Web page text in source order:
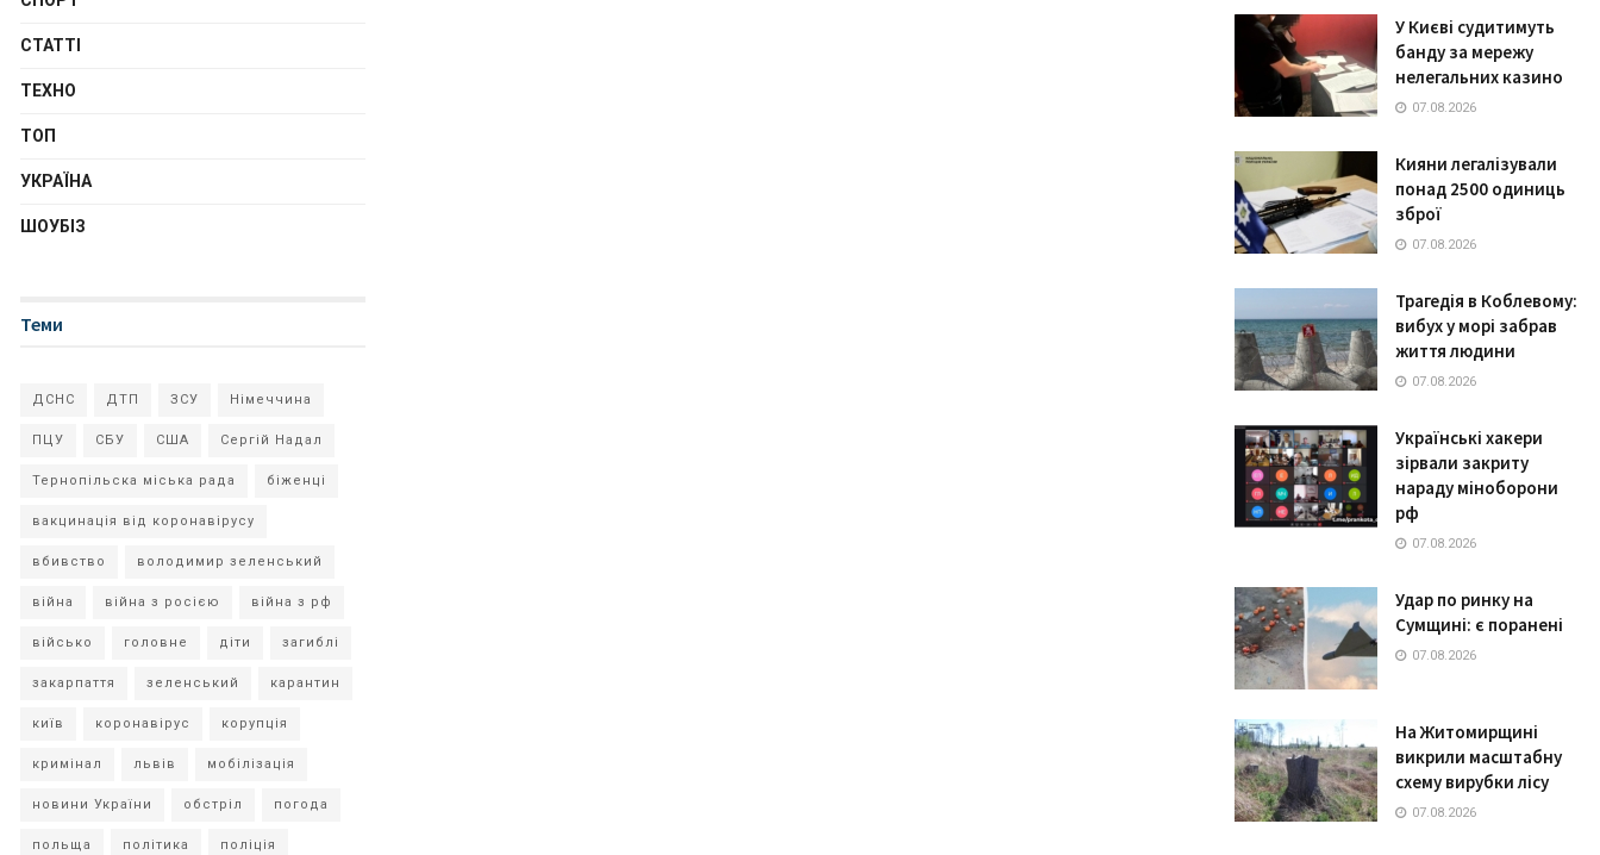
СТАТТІ
ТЕХНО
ТОП
УКРАЇНА
ШОУБІЗ
Теми
ДСНС ДТП ЗСУ Німеччина
ПЦУ СБУ США Сергій Надал
Тернопільска міська рада біженці
вакцинація від коронавірусу
вбивство володимир зеленський
війна війна з росією війна з рф
військо головне діти загиблі
закарпаття зеленський карантин
київ коронавірус корупція
кримінал львів мобілізація
новини України обстріл погода
польща політика поліція
У Києві судитимуть
банду за мережу
нелегальних казино
07.08.2026
Кияни легалізували
понад 2500 одиниць
зброї
07.08.2026
Трагедія в Коблевому:
вибух у морі забрав
життя людини
07.08.2026
Українські хакери
зірвали закриту
нараду міноборони
рф
07.08.2026
Удар по ринку на
Сумщині: є поранені
07.08.2026
На Житомирщині
викрили масштабну
схему вирубки лісу
07.08.2026